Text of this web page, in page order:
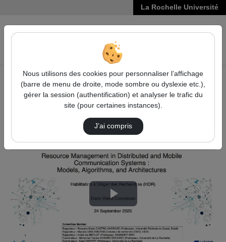
La Rochelle Université
VIDÉOS
Accueil
Sciences, Technologies, Santé
Soutenances de HDR en SCIENCES, TECHNOLOGIES,
Hdr De Dario Vieira Conceicao
Lire
la
Nous utilisons des cookies pour personnaliser l’affichage
(barre de menu de droite, mode sombre ou dyslexie etc.),
gérer la session (authentification) et analyser le trafic du
site (pour certaines instances).
J’ai compris